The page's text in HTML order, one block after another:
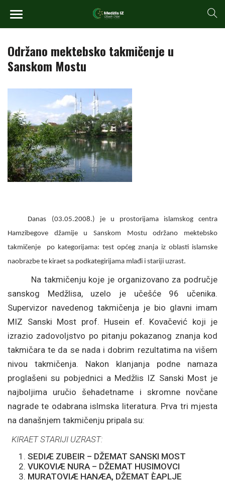
Održano mektebsko takmičenje u
Sanskom Mostu
Danas (03.05.2008.) je u prostorijama islamskog centra
Hamzibegove džamije u Sanskom Mostu održano mektebsko
takmičenje
po kategorijama: test općeg znanja iz oblasti islamske
naobrazbe te kiraet sa podkategirijama mlađi i stariji uzrast.
Na takmičenju koje je organizovano za područje
sanskog Medžlisa, uzelo je učešće 96 učenika.
Supervizor navedenog takmičenja je bio glavni imam
MIZ Sanski Most prof. Husein ef. Kovačević koji je
izrazio zadovoljstvo po pitanju pokazanog znanja kod
takmičara te da se nada i dobrim rezultatima na višem
nivou takmičenja. Nakon klanjanja podne namaza
proglašeni su pobjednici a Medžlis IZ Sanski Most je
najboljima uručio šehadetname i skromne novčane
nagrade te odabrana islmska literatura. Prva tri mjesta
na današnjem takmičenju pripala su:
KIRAET STARIJI UZRAST:
SEDIÆ ZUBEIR – DŽEMAT SANSKI MOST
VUKOVIÆ NURA – DŽEMAT HUSIMOVCI
MURATOVIÆ HANÆA, DŽEMAT ÈAPLJE